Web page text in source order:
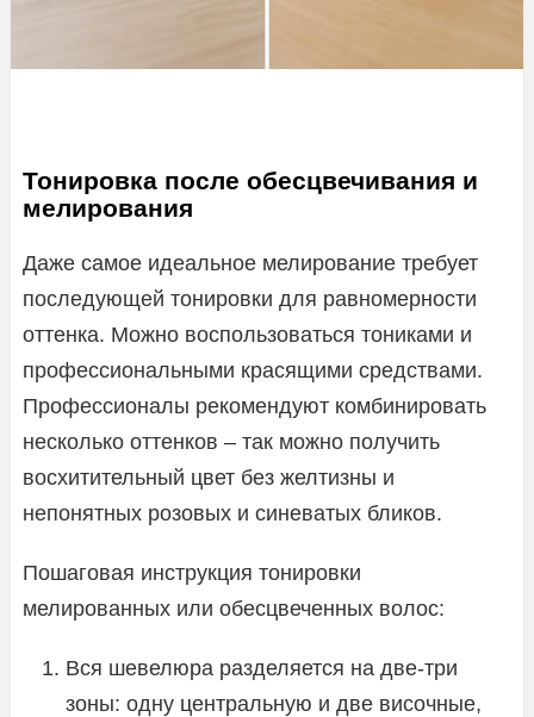
Тонировка после обесцвечивания и
мелирования
Даже самое идеальное мелирование требует
последующей тонировки для равномерности
оттенка. Можно воспользоваться тониками и
профессиональными красящими средствами.
Профессионалы рекомендуют комбинировать
несколько оттенков – так можно получить
восхитительный цвет без желтизны и
непонятных розовых и синеватых бликов.
Пошаговая инструкция тонировки
мелированных или обесцвеченных волос:
Вся шевелюра разделяется на две-три
зоны: одну центральную и две височные,